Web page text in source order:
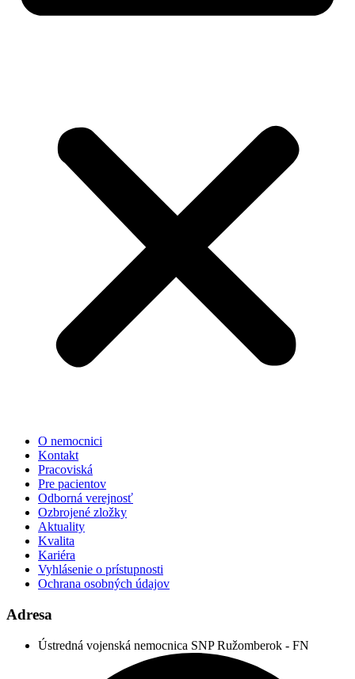
O nemocnici
Kontakt
Pracoviská
Pre pacientov
Odborná verejnosť
Ozbrojené zložky
Aktuality
Kvalita
Kariéra
Vyhlásenie o prístupnosti
Ochrana osobných údajov
Adresa
Ústredná vojenská nemocnica SNP Ružomberok - FN